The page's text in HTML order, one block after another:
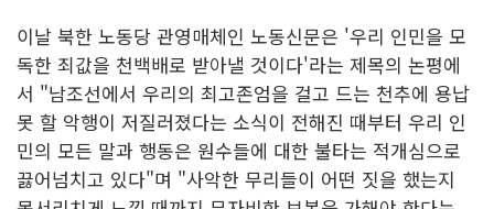
이날 북한 노동당 관영매체인 노동신문은 '우리 인민을 모
독한 죄값을 천백배로 받아낼 것이다'라는 제목의 논평에
서 "남조선에서 우리의 최고존엄을 걸고 드는 천추에 용납
못 할 악행이 저질러졌다는 소식이 전해진 때부터 우리 인
민의 모든 말과 행동은 원수들에 대한 불타는 적개심으로
끓어넘치고 있다"며 "사악한 무리들이 어떤 짓을 했는지